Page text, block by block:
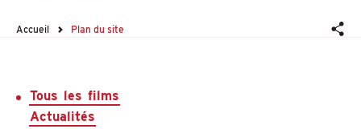
Accueil Plan du site
Tous les films
Actualités